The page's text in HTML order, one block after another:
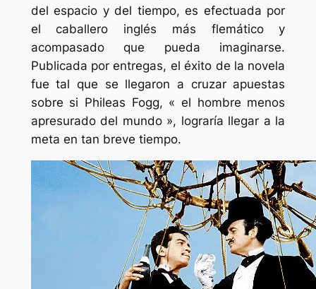
del espacio y del tiempo, es efectuada por
el caballero inglés más flemático y
acompasado que pueda imaginarse.
Publicada por entregas, el éxito de la novela
fue tal que se llegaron a cruzar apuestas
sobre si Phileas Fogg, « el hombre menos
apresurado del mundo », lograría llegar a la
meta en tan breve tiempo.